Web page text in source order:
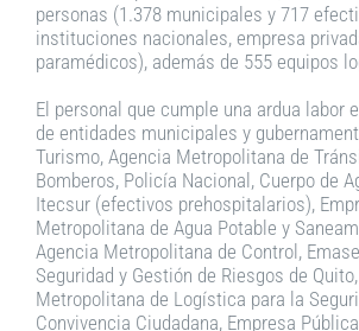
personas (1.378 municipales y 717
instituciones nacionales, empresa
paramédicos), además de 555 equipos
El personal que cumple una ardua labor
de entidades municipales y
Turismo, Agencia Metropolitana de
Bomberos, Policía Nacional, Cuerpo de
Itecsur (efectivos prehospitalarios),
Metropolitana de Agua Potable y
Agencia Metropolitana de Control,
Seguridad y Gestión de Riesgos de
Metropolitana de Logística para la
Convivencia Ciudadana, Empresa